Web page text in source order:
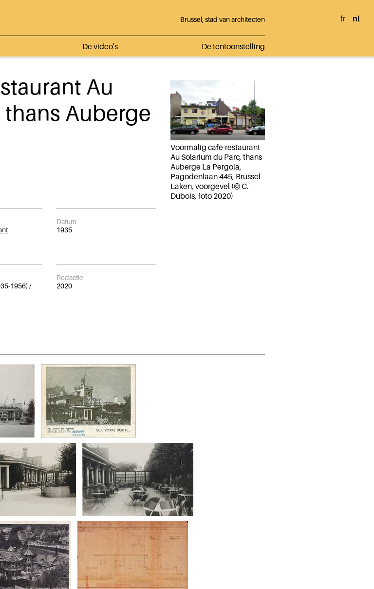
Brussel, stad van architecten
De video's De tentoonstelling
fr nl
Au
thans Auberge
Datum
1935
1956) /
Redactie
2020
Voormalig café-restaurant
Au Solarium du Parc, thans
Auberge La Pergola,
Pagodenlaan 445, Brussel
Laken, voorgevel (© C.
Dubois, foto 2020)